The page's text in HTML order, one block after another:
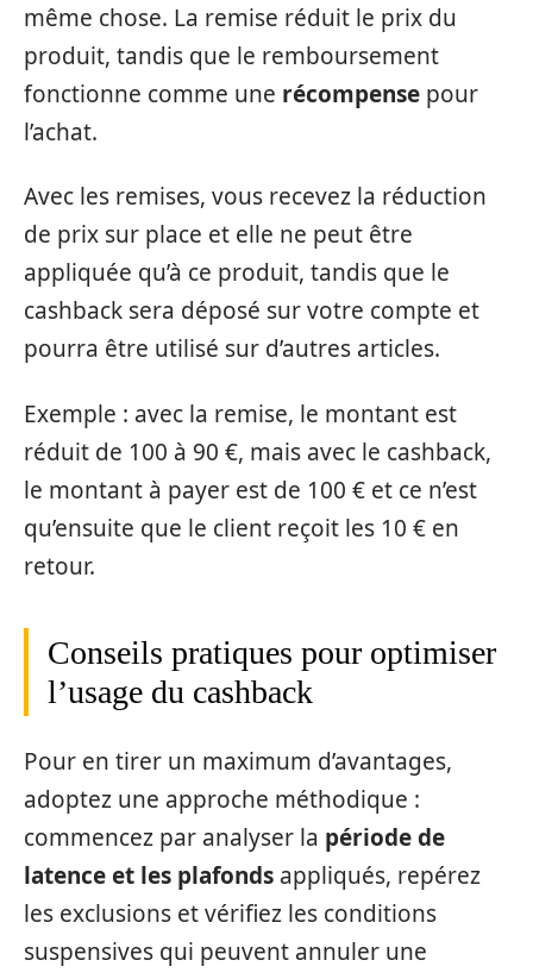
même chose. La remise réduit le prix du
produit, tandis que le remboursement
fonctionne comme une récompense pour
l’achat.
Avec les remises, vous recevez la réduction
de prix sur place et elle ne peut être
appliquée qu’à ce produit, tandis que le
cashback sera déposé sur votre compte et
pourra être utilisé sur d’autres articles.
Exemple : avec la remise, le montant est
réduit de 100 à 90 €, mais avec le cashback,
le montant à payer est de 100 € et ce n’est
qu’ensuite que le client reçoit les 10 € en
retour.
Conseils pratiques pour optimiser
l’usage du cashback
Pour en tirer un maximum d’avantages,
adoptez une approche méthodique :
commencez par analyser la période de
latence et les plafonds appliqués, repérez
les exclusions et vérifiez les conditions
suspensives qui peuvent annuler une